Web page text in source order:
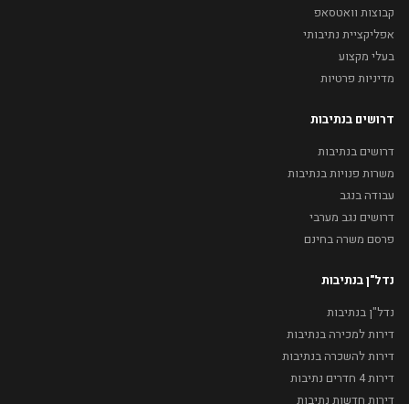
קבוצות וואטסאפ
אפליקציית נתיבותי
בעלי מקצוע
מדיניות פרטיות
דרושים בנתיבות
דרושים בנתיבות
משרות פנויות בנתיבות
עבודה בנגב
דרושים נגב מערבי
פרסם משרה בחינם
נדל"ן בנתיבות
נדל"ן בנתיבות
דירות למכירה בנתיבות
דירות להשכרה בנתיבות
דירות 4 חדרים נתיבות
דירות חדשות נתיבות